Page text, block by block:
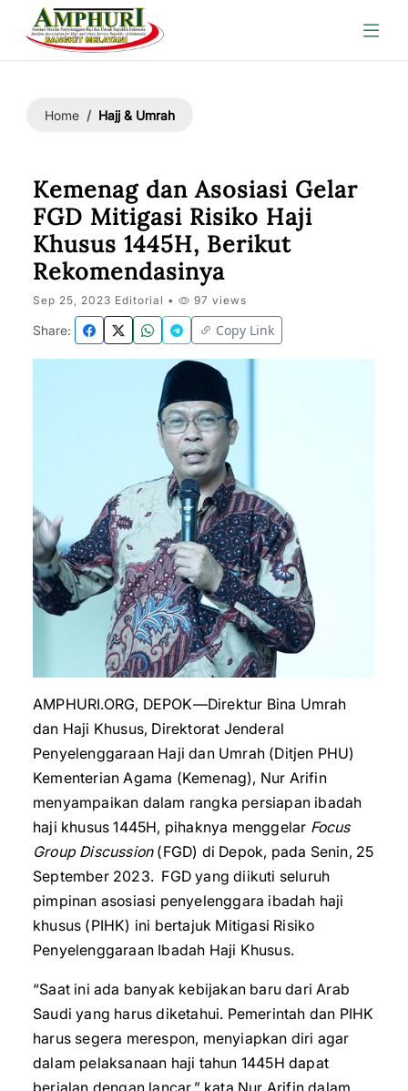
Home Hajj & Umrah
Kemenag dan Asosiasi Gelar
FGD Mitigasi Risiko Haji
Khusus 1445H, Berikut
Rekomendasinya
Sep 25, 2023 Editorial • 97 views
Share: Copy Link
AMPHURI.ORG, DEPOK—Direktur Bina Umrah
dan Haji Khusus, Direktorat Jenderal
Penyelenggaraan Haji dan Umrah (Ditjen PHU)
Kementerian Agama (Kemenag), Nur Arifin
menyampaikan dalam rangka persiapan ibadah
haji khusus 1445H, pihaknya menggelar Focus
Group Discussion(FGD) di Depok, pada Senin, 25
September 2023. FGD yang diikuti seluruh
pimpinan asosiasi penyelenggara ibadah haji
khusus (PIHK) ini bertajuk Mitigasi Risiko
Penyelenggaraan Ibadah Haji Khusus.
“Saat ini ada banyak kebijakan baru dari Arab
Saudi yang harus diketahui. Pemerintah dan PIHK
harus segera merespon, menyiapkan diri agar
dalam pelaksanaan haji tahun 1445H dapat
berjalan dengan lancar,” kata Nur Arifin dalam